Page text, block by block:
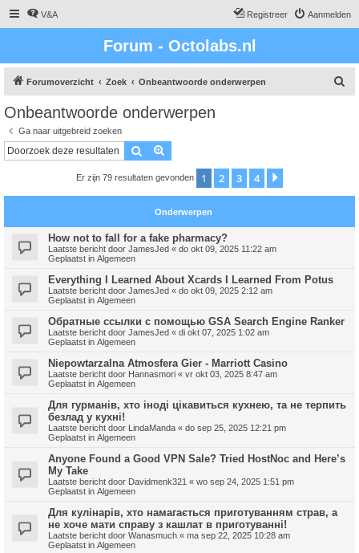
V&A Aanmelden
Registreer
Forum - Octolabs.nl
Forumoverzicht Zoek Onbeantwoorde onderwerpen
Onbeantwoorde onderwerpen
Ga naar uitgebreid zoeken
Zoek
Er zijn 79 resultaten gevonden 1 2 3 4
Onderwerpen
How not to fall for a fake pharmacy?
Laatste bericht door JamesJed « do okt 09, 2025 11:22 am
Geplaatst in Algemeen
Everything I Learned About Xcards I Learned From Potus
Laatste bericht door JamesJed « do okt 09, 2025 2:12 am
Geplaatst in Algemeen
Обратные ссылки с помощью GSA Search Engine Ranker
Laatste bericht door JamesJed « di okt 07, 2025 1:02 am
Geplaatst in Algemeen
Niepowtarzalna Atmosfera Gier - Marriott Casino
Laatste bericht door Hannasmori « vr okt 03, 2025 8:47 am
Geplaatst in Algemeen
Для гурманів, хто іноді цікавиться кухнею, та не терпить
безлад у кухні!
Laatste bericht door LindaManda « do sep 25, 2025 12:21 pm
Geplaatst in Algemeen
Anyone Found a Good VPN Sale? Tried HostNoc and Here’s
My Take
Laatste bericht door Davidmenk321 « wo sep 24, 2025 1:51 pm
Geplaatst in Algemeen
Для кулінарів, хто намагається приготуванням страв, а
не хоче мати справу з кашлат в приготуванні!
Laatste bericht door Wanasmuch « ma sep 22, 2025 10:28 am
Geplaatst in Algemeen